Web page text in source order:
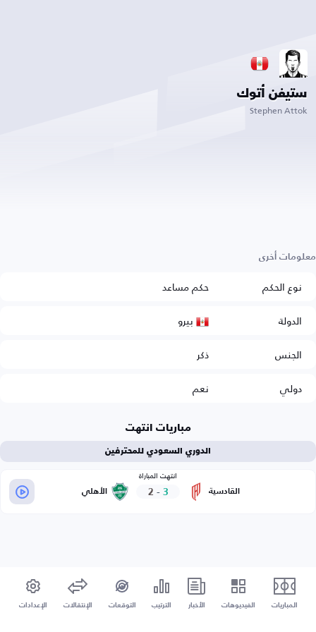
ستيفن أتوك
Stephen Attok
معلومات أخرى
نوع الحكم
حكم مساعد
الدولة
بيرو
الجنس
ذكر
دولي
نعم
مباريات انتهت
الدوري السعودي للمحترفين
القادسية
انتهت المباراة
3
-
2 الأهلي
المباريات الفيديوهات الأخبار الترتيب التوقعات الإنتقالات الإعدادات